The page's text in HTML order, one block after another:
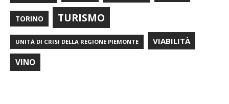
TORINO TURISMO
UNITÀ DI CRISI DELLA REGIONE PIEMONTE VIABILITÀ
VINO